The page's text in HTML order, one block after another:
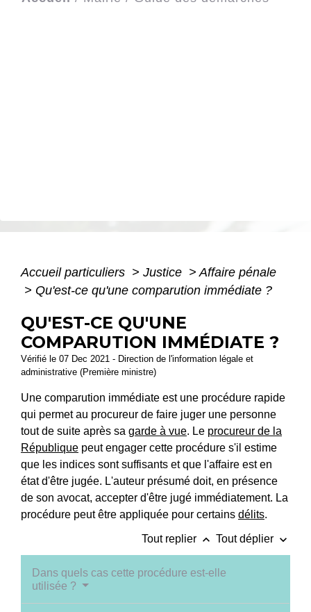
Accueil particuliers > Justice > Affaire pénale
> Qu'est-ce qu'une comparution immédiate ?
QU'EST-CE QU'UNE
COMPARUTION IMMÉDIATE ?
Vérifié le 07 Dec 2021 - Direction de l'information légale et
administrative (Première ministre)
Une comparution immédiate est une procédure rapide
qui permet au procureur de faire juger une personne
tout de suite après sa garde à vue. Le procureur de la
République peut engager cette procédure s'il estime
que les indices sont suffisants et que l'affaire est en
état d'être jugée. L'auteur présumé doit, en présence
de son avocat, accepter d'être jugé immédiatement. La
procédure peut être appliquée pour certains délits.
Tout replier keyboard_arrow_up Tout déplier keyboard_arrow_down
Dans quels cas cette procédure est-elle
utilisée ?